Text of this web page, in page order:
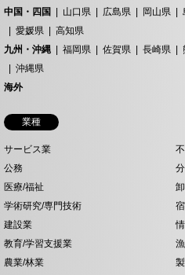
中国・四国
山口県 広島県 岡山県
愛媛県
高知県
九州・沖縄
福岡県 佐賀県 長崎県
沖縄県
海外
業種
サービス業
公務
医療/福祉
学術研究/専門技術
建設業
教育/学習支援業
農業/林業